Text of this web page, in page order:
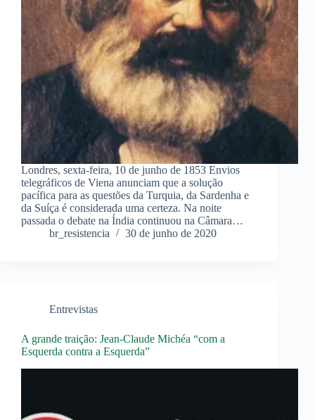
Londres, sexta-feira, 10 de junho de 1853 Envios
telegráficos de Viena anunciam que a solução
pacífica para as questões da Turquia, da Sardenha e
da Suíça é considerada uma certeza. Na noite
passada o debate na Índia continuou na Câmara…
br_resistencia
30 de junho de 2020
Entrevistas
A grande traição: Jean-Claude Michéa “com a
Esquerda contra a Esquerda”